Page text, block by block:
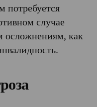
потребуется
случае
осложнениям, как